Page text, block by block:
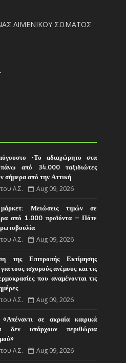
ΛΙΜΕΝΙΚΟΥ ΣΩΜΑΤΟΣ
-Το αδιαχώρητο στα
πάνω από 34.000 ταξιδιώτες
σήμερα από την Αττική
Λ.Σ. Aug 09, 2026
Μειώσεις τιμών σε
από 1.000 προϊόντα – Πότε
Λ.Σ. Aug 09, 2026
της Επιτροπής Εκτίμησης
τους ισχυρούς ανέμους και τις
που αναμένονται τις
Λ.Σ. Aug 09, 2026
σε ακραία καιρικά
δεν υπάρχουν περιθώρια
Λ.Σ. Aug 09, 2026